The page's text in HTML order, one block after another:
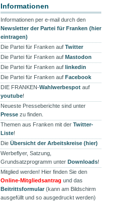
Informationen
Informationen per e-mail durch den
Newsletter der Partei für Franken (hier
eintragen)
Die Partei für Franken auf Twitter
Die Partei für Franken auf Mastodon
Die Partei für Franken auf linkedin
Die Partei für Franken auf Facebook
DIE FRANKEN-Wahlwerbespot auf
youtube!
Neueste Presseberichte sind unter
Presse zu finden.
Themen aus Franken mit der Twitter-
Liste!
Die Übersicht der Arbeitskreise (hier)
Werbeflyer, Satzung,
Grundsatzprogramm unter Downloads!
Mitglied werden! Hier finden Sie den
Online-Mitgliedsantrag und das
Beitrittsformular (kann am Bildschirm
ausgefüllt und so ausgedruckt werden)